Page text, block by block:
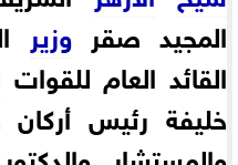
المجيد صقروزير
القائد العام للقوات
خليفة رئيس